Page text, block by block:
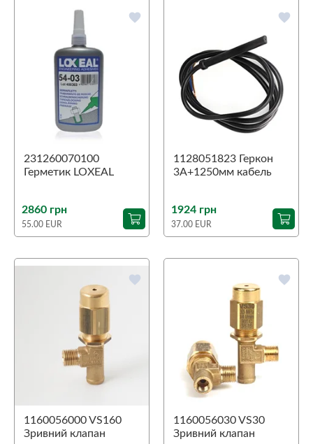
favorite
231260070100
Герметик LOXEAL
2860 грн
55.00 EUR
favorite
1128051823 Геркон
3А+1250мм кабель
1924 грн
37.00 EUR
favorite
1160056000 VS160
Зривний клапан
favorite
1160056030 VS30
Зривний клапан